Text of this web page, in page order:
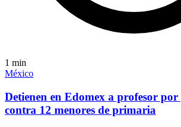
1 min
México
Detienen en Edomex a profesor
contra 12 menores de primaria